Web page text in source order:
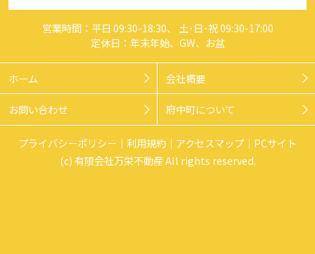
営業時間：平日 09:30-18:30、 土･日･祝 09:30-17:00
定休日：年末年始、GW、お盆
ホーム 会社概要
お問い合わせ 府中町について
プライバシーポリシー 利用規約 アクセスマップ
PCサイト
(c) 有限会社万栄不動産 All rights reserved.